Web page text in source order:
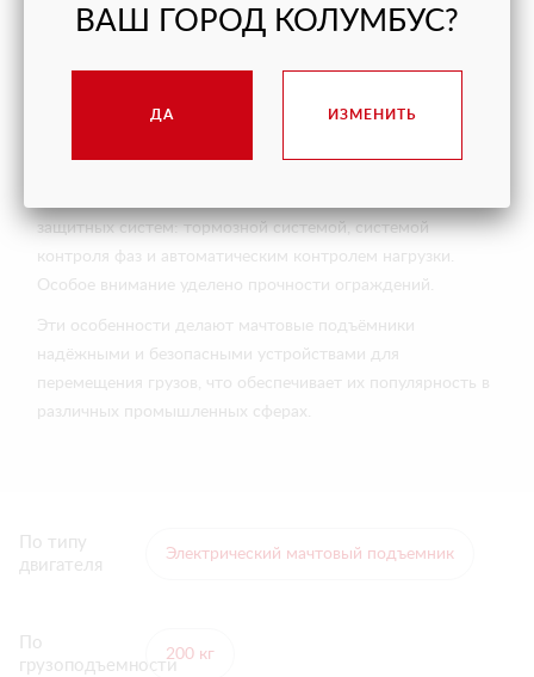
режимов управления: толчковый (при движении кабины
использованием гидравлической тележки.
защитных систем: тормозной системой, системой
контроля фаз и автоматическим контролем нагрузки.
Особое внимание уделено прочности ограждений.
Эти особенности делают мачтовые подъёмники
надёжными и безопасными устройствами для
перемещения грузов, что обеспечивает их популярность в
различных промышленных сферах.
По типу
двигателя
Электрический мачтовый подъемник
По
грузоподъемности
200 кг
ВАШ ГОРОД КОЛУМБУС?
ДА ИЗМЕНИТЬ